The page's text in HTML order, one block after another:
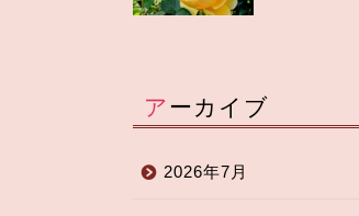
アーカイブ
2026年7月